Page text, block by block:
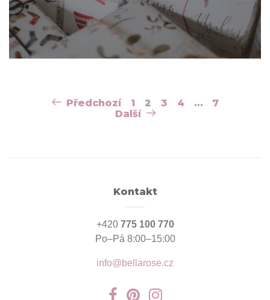
Předchozí 1 2 3 4 …
7
Další
Kontakt
+420 775 100 770
Po–Pá 8:00–15:00
info@bellarose.cz